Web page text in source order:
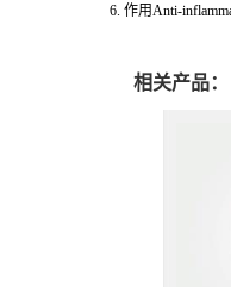
6. 作用Anti-
相关产品：